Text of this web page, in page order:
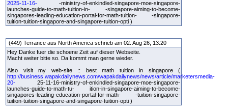
2025-11-16- -ministry-of-enkindled-singapore-moe-singapore-
launches-guide-to-math-tuition-in- -singapore-aiming-to-become-
singapores-leading-education-portal-for-math-tuition- -singapore-
tuition-tuition-singapore-and-singapore-tuition-opti )
(449) Terrance aus North America schrieb am 02. Aug 26, 13:20
Hey Danke fuer die schoene Zeit auf dieser Webseite.
Macht weiter bitte so. Da kommt man gerne wieder.
Also visit my web-site :: best math tuition in singapore (
http://business.wapakdailynews.com/wapakdailynews/news/article/marketersmedia-
20- 25-11-16-ministry-of-enkindled-singapore-moe-singapore-
launches-guide-to-math-tu- ition-in-singapore-aiming-to-become-
singapores-leading-education-portal-for-math- -tuition-singapore-
tuition-tuition-singapore-and-singapore-tuition-opti )